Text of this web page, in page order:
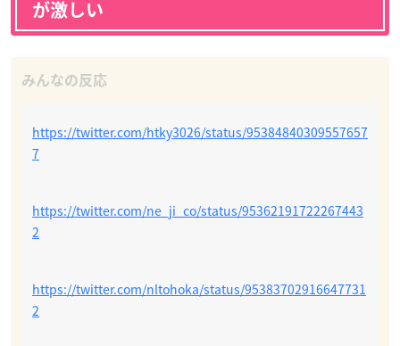
が激しい
https://twitter.com/htky3026/status/95384840309557657
7
https://twitter.com/ne_ji_co/status/95362191722267443
2
https://twitter.com/nltohoka/status/95383702916647731
2